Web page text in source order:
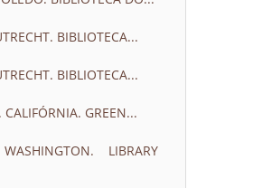
BIBLIOTECA...
BIBLIOTECA...
CALIFÓRNIA. GREEN...
LIBRARY